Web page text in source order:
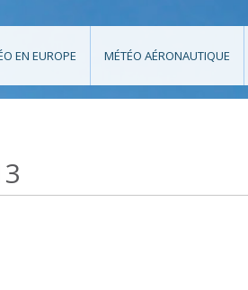
EN EUROPE MÉTÉO AÉRONAUTIQUE